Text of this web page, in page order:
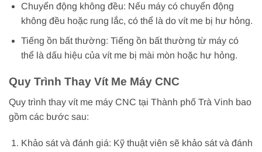
Chuyển động không đều: Nếu máy có chuyển động
không đều hoặc rung lắc, có thể là do vít me bị hư hỏng.
Tiếng ồn bất thường: Tiếng ồn bất thường từ máy có
thể là dấu hiệu của vít me bị mài mòn hoặc hư hỏng.
Quy Trình Thay Vít Me Máy CNC
Quy trình thay vít me máy CNC tại Thành phố Trà Vinh bao
gồm các bước sau:
Khảo sát và đánh giá: Kỹ thuật viên sẽ khảo sát và đánh